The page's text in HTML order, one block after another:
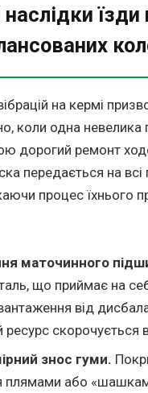
їзди
на кермі
коли одна
дорогий ремонт
передається на всі
процес їхнього
маточинного
що приймає на
від
ресурс скорочується
знос гуми.
плямами або